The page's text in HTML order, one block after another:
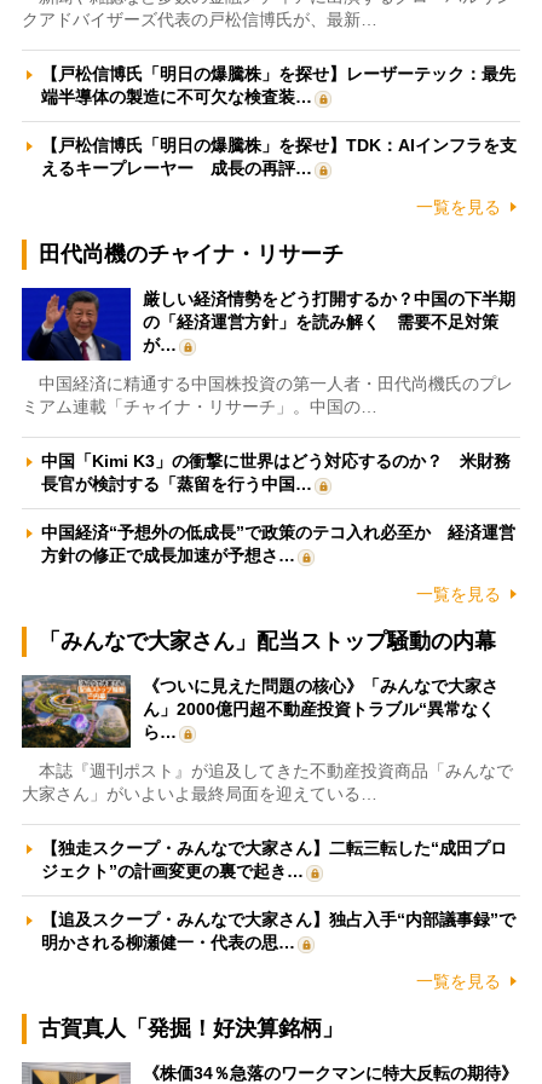
クアドバイザーズ代表の戸松信博氏が、最新…
【戸松信博氏「明日の爆騰株」を探せ】レーザーテック：最先
端半導体の製造に不可欠な検査装…
【戸松信博氏「明日の爆騰株」を探せ】TDK：AIインフラを支
えるキープレーヤー 成長の再評…
一覧を見る
田代尚機のチャイナ・リサーチ
厳しい経済情勢をどう打開するか？中国の下半期
の「経済運営方針」を読み解く 需要不足対策
が…
中国経済に精通する中国株投資の第一人者・田代尚機氏のプレ
ミアム連載「チャイナ・リサーチ」。中国の…
中国「Kimi K3」の衝撃に世界はどう対応するのか？ 米財務
長官が検討する「蒸留を行う中国…
中国経済“予想外の低成長”で政策のテコ入れ必至か 経済運営
方針の修正で成長加速が予想さ…
一覧を見る
「みんなで大家さん」配当ストップ騒動の内幕
《ついに見えた問題の核心》「みんなで大家さ
ん」2000億円超不動産投資トラブル“異常なく
ら…
本誌『週刊ポスト』が追及してきた不動産投資商品「みんなで
大家さん」がいよいよ最終局面を迎えている…
【独走スクープ・みんなで大家さん】二転三転した“成田プロ
ジェクト”の計画変更の裏で起き…
【追及スクープ・みんなで大家さん】独占入手“内部議事録”で
明かされる柳瀬健一・代表の思…
一覧を見る
古賀真人「発掘！好決算銘柄」
《株価34％急落のワークマンに特大反転の期待》